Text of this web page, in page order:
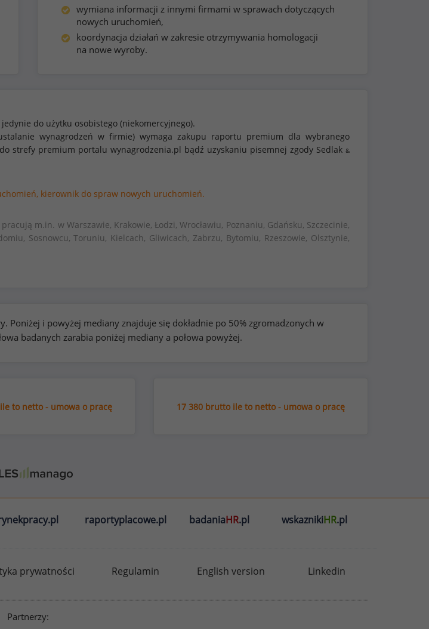
wymiana informacji z innymi firmami w sprawach dotyczących
nowych uruchomień,
koordynacja działań w zakresie otrzymywania homologacji
na nowe wyroby.
do użytku osobistego (niekomercyjnego).
wynagrodzeń w firmie) wymaga zakupu raportu premium dla wybranego
strefy premium portalu wynagrodzenia.pl bądź uzyskaniu pisemnej zgody Sedlak &
kierownik do spraw nowych uruchomień.
m.in. w Warszawie, Krakowie, Łodzi, Wrocławiu, Poznaniu, Gdańsku, Szczecinie,
Sosnowcu, Toruniu, Kielcach, Gliwicach, Zabrzu, Bytomiu, Rzeszowie, Olsztynie,
i powyżej mediany znajduje się dokładnie po 50% zgromadzonych w
badanych zarabia poniżej mediany a połowa powyżej.
to netto - umowa o pracę 17 380 brutto ile to netto - umowa o pracę
raportyplacowe.pl badaniaHR.pl wskaznikiHR.pl
prywatności Regulamin English version Linkedin
Partnerzy: